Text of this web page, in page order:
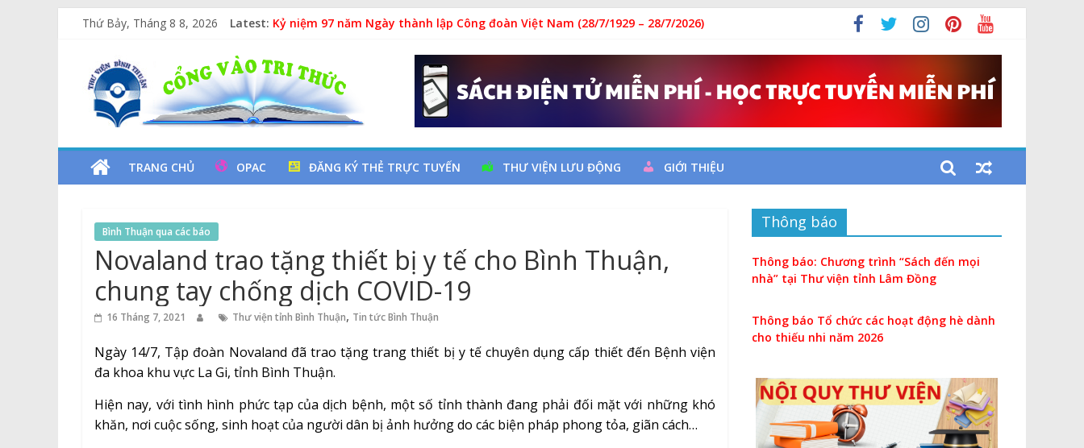
Thứ Bảy, Tháng 8 8, 2026 Latest: Lan tỏa văn hóa đọc qua chương trình giao lưu và trao tặng sách cho thiếu nhi
Xe Lu Và Xe Ca
Các yếu tố nguy cơ đột quỵ não và dự phòng
Vịt Con Cẩu Thả
Thư
Viện
Tỉnh
Bình
Thuận
Cổng
Vào
Tri
Thức
TRANG CHỦ OPAC ĐĂNG KÝ THẺ TRỰC TUYẾN THƯ VIỆN LƯU ĐỘNG GIỚI THIỆU
Bình Thuận qua các báo
Novaland trao tặng thiết bị y tế cho Bình Thuận,
chung tay chống dịch COVID-19
16 Tháng 7, 2021 Thư viện tỉnh Bình Thuận, Tin tức Bình Thuận
Ngày 14/7, Tập đoàn Novaland đã trao tặng trang thiết bị y tế chuyên dụng cấp thiết đến Bệnh viện
đa khoa khu vực La Gi, tỉnh Bình Thuận.
Hiện nay, với tình hình phức tạp của dịch bệnh, một số tỉnh thành đang phải đối mặt với những khó
khăn, nơi cuộc sống, sinh hoạt của người dân bị ảnh hưởng do các biện pháp phong tỏa, giãn cách…
Thông báo
Thông báo: Chương trình “Sách đến mọi
nhà” tại Thư viện tỉnh Lâm Đồng
Thông báo Tổ chức các hoạt động hè dành
cho thiếu nhi năm 2026